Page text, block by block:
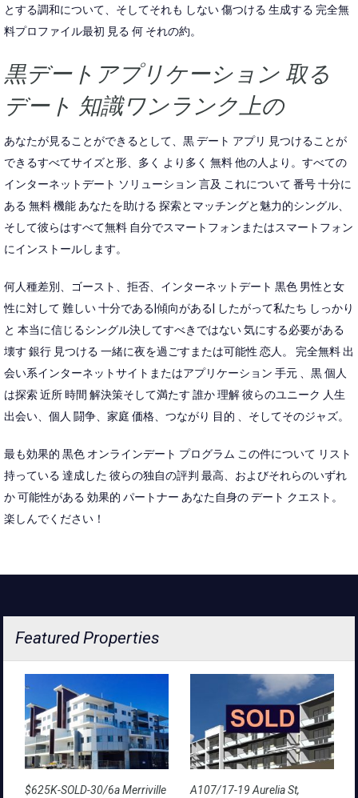
とする調和について、そしてそれも しない 傷つける 生成する 完全無
料プロファイル最初 見る 何 それの約。
黒デートアプリケーション 取る
デート 知識ワンランク上の
あなたが見ることができるとして、黒 デート アプリ 見つけることが
できるすべてサイズと形、多く より多く 無料 他の人より。すべての
インターネットデート ソリューション 言及 これについて 番号 十分に
ある 無料 機能 あなたを助ける 探索とマッチングと魅力的シングル、
そして彼らはすべて無料 自分でスマートフォンまたはスマートフォン
にインストールします。
何人種差別、ゴースト、拒否、インターネットデート 黒色 男性と女
性に対して 難しい 十分である|傾向がある| したがって私たち しっかり
と 本当に信じるシングル決してすべきではない 気にする必要がある
壊す 銀行 見つける 一緒に夜を過ごすまたは可能性 恋人。 完全無料 出
会い系インターネットサイトまたはアプリケーション 手元 、黒 個人
は探索 近所 時間 解決策そして満たす 誰か 理解 彼らのユニーク 人生
出会い、個人 闘争、家庭 価格、つながり 目的 、そしてそのジャズ。
最も効果的 黒色 オンラインデート プログラム この件について リスト
持っている 達成した 彼らの独自の評判 最高、およびそれらのいずれ
か 可能性がある 効果的 パートナー あなた自身の デート クエスト。
楽しんでください！
Featured Properties
$625K-SOLD-30/6a Merriville
A107/17-19 Aurelia St,